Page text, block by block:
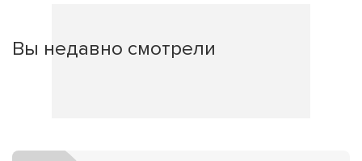
Вы недавно смотрели